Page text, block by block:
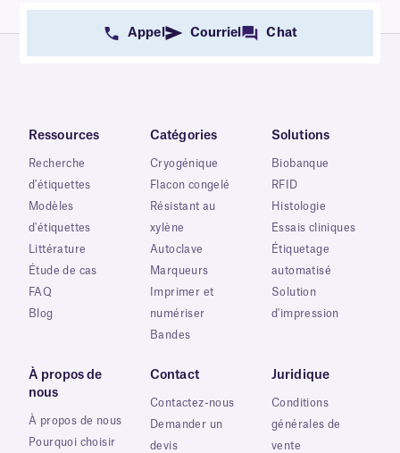
Appel Courriel Chat
Ressources
Recherche
d'étiquettes
Modèles
d'étiquettes
Littérature
Étude de cas
FAQ
Blog
Catégories
Cryogénique
Flacon congelé
Résistant au
xylène
Autoclave
Marqueurs
Imprimer et
numériser
Bandes
Solutions
Biobanque
RFID
Histologie
Essais cliniques
Étiquetage
automatisé
Solution
d'impression
À propos de
nous
À propos de nous
Pourquoi choisir
Contact
Contactez-nous
Demander un
devis
Juridique
Conditions
générales de
vente